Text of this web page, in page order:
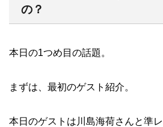
の？
本日の1つめ目の話題。
まずは、最初のゲスト紹介。
本日のゲストは川島海荷さんと準